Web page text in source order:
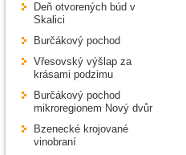
Deň otvorených búd v
Skalici
Burčákový pochod
Vřesovský výšlap za
krásami podzimu
Burčákový pochod
mikroregionem Nový dvůr
Bzenecké krojované
vinobraní